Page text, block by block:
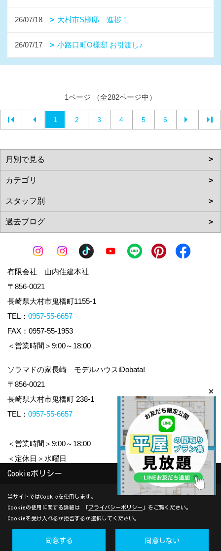
26/07/18 大村市S様邸 進捗！
26/07/17 小路口町O様邸 お引渡し♪
1ページ （全282ページ中）
1 2 3 4 5 6
有限会社 山内住建本社
〒856-0021
長崎県大村市鬼橋町1155-1
TEL： 0957-55-6657
FAX：0957-55-1953
＜営業時間＞9:00～18:00
ソラマドの家長崎 モデルハウスiDobata!
〒856-0021
長崎県大村市鬼橋町 238-1
TEL： 0957-55-6657
＜営業時間＞9:00～18:00
＜定休日＞水曜日
Copyright (c) yamauchi-jyuken. All Rights Reserved.
Produced byゴデスクリエイト
Cookieポリシー
当サイトではCookieを使用します。
Cookieの使用に関する詳細は 「プライバシーポリシー 」をご覧ください。
Cookieを受け入れるか拒否するか選択してください。
同意する 同意しない